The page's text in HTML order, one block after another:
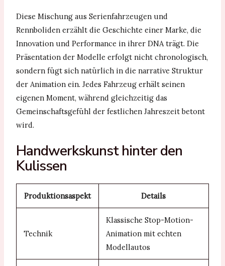
Diese Mischung aus Serienfahrzeugen und
Rennboliden erzählt die Geschichte einer Marke, die
Innovation und Performance in ihrer DNA trägt. Die
Präsentation der Modelle erfolgt nicht chronologisch,
sondern fügt sich natürlich in die narrative Struktur
der Animation ein. Jedes Fahrzeug erhält seinen
eigenen Moment, während gleichzeitig das
Gemeinschaftsgefühl der festlichen Jahreszeit betont
wird.
Handwerkskunst hinter den
Kulissen
Produktionsaspekt Details
Technik
Klassische Stop-Motion-
Animation mit echten
Modellautos